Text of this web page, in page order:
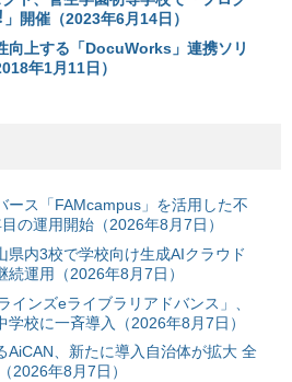
開催（2023年6月14日）
向上する「DocuWorks」連携ソリ
年1月11日）
ース「FAMcampus」を活用した不
の運用開始（2026年8月7日）
県内3校で学校向け生成AIクラウド
続運用（2026年8月7日）
インズeライブラリアドバンス」、
学校に一斉導入（2026年8月7日）
AiCAN、新たに導入自治体が拡大 全
2026年8月7日）